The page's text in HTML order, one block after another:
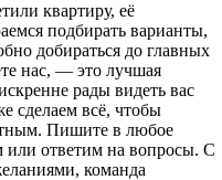
квартиру, её
подбирать варианты,
добираться до главных
нас, — это лучшая
рады видеть вас
сделаем всё, чтобы
Пишите в любое
ответим на вопросы. С
команда